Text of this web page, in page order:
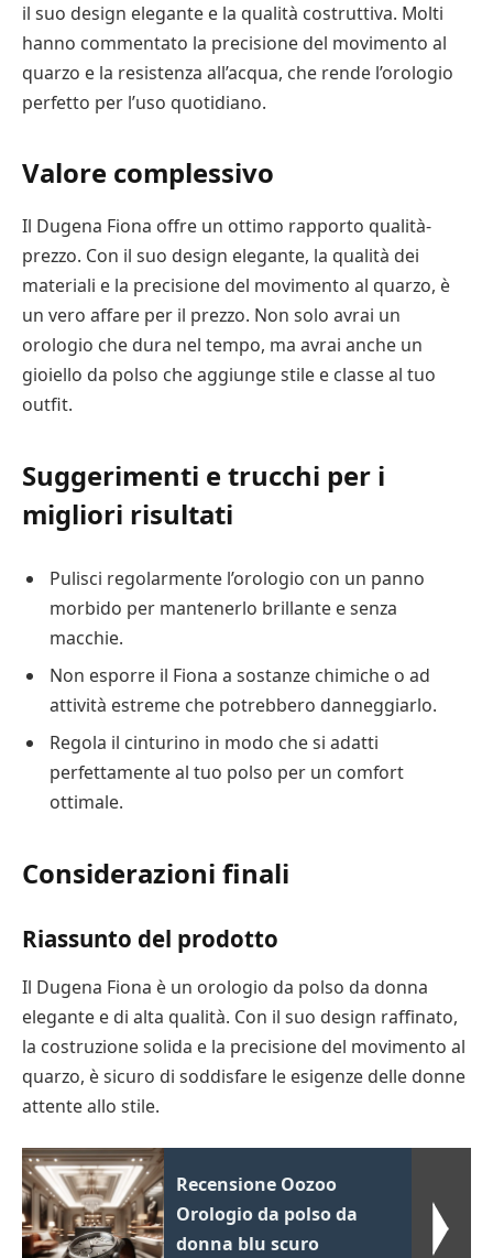
il suo design elegante e la qualità costruttiva. Molti
hanno commentato la precisione del movimento al
quarzo e la resistenza all’acqua, che rende l’orologio
perfetto per l’uso quotidiano.
Valore complessivo
Il Dugena Fiona offre un ottimo rapporto qualità-
prezzo. Con il suo design elegante, la qualità dei
materiali e la precisione del movimento al quarzo, è
un vero affare per il prezzo. Non solo avrai un
orologio che dura nel tempo, ma avrai anche un
gioiello da polso che aggiunge stile e classe al tuo
outfit.
Suggerimenti e trucchi per i
migliori risultati
Pulisci regolarmente l’orologio con un panno
morbido per mantenerlo brillante e senza
macchie.
Non esporre il Fiona a sostanze chimiche o ad
attività estreme che potrebbero danneggiarlo.
Regola il cinturino in modo che si adatti
perfettamente al tuo polso per un comfort
ottimale.
Considerazioni finali
Riassunto del prodotto
Il Dugena Fiona è un orologio da polso da donna
elegante e di alta qualità. Con il suo design raffinato,
la costruzione solida e la precisione del movimento al
quarzo, è sicuro di soddisfare le esigenze delle donne
attente allo stile.
Recensione Oozoo
Orologio da polso da
donna blu scuro